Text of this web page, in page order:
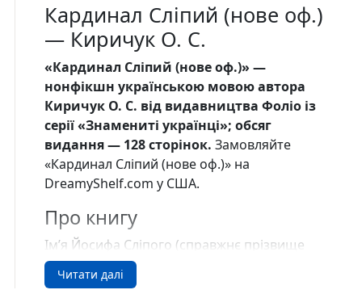
Кардинал Сліпий (нове оф.)
— Киричук О. С.
«Кардинал Сліпий (нове оф.)» —
нонфікшн українською мовою автора
Киричук О. С. від видавництва Фоліо із
серії «Знамениті українцi»; обсяг
видання — 128 сторінок. Замовляйте
«Кардинал Сліпий (нове оф.)» на
DreamyShelf.com у США.
Про книгу
Ім’я Йосифа Сліпого (справжнє прізвище
Коберницький-Дичковський) відоме як в
Україні, так і далеко за її межами. Провідник
Читати далі